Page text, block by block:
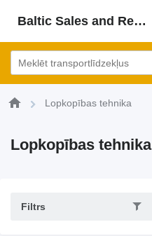
Baltic Sales and Rent Solution SIA
Lopkopības tehnika
Lopkopības tehnika
Filtrs